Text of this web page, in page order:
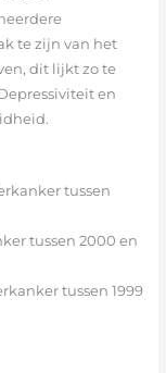
te zijn van het
dit lijkt zo te
en
tussen
tussen 2000 en
tussen 1999